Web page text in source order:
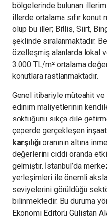
bölgelerinde bulunan
illerde ortalama sıfır konut
olup bu iller; Bitlis, Siirt,
şeklinde sıralanmaktadır.
özelleşmiş alanlarda lokal
3.000 TL/m² ortalama
konutlara rastlanmaktadır.
Genel itibariyle müteahit
edinim maliyetlerinin
soktuğunu sıkça dile
çeperde gerçekleşen
karşılığı oranının altına
değerlerini ciddi oranda
gelmiştir. İstanbul’da
yerleşimleri ile önemli
seviyelerini görüldüğü
bilinmektedir. Bu duruma
Ekonomi Editörü Gülistan